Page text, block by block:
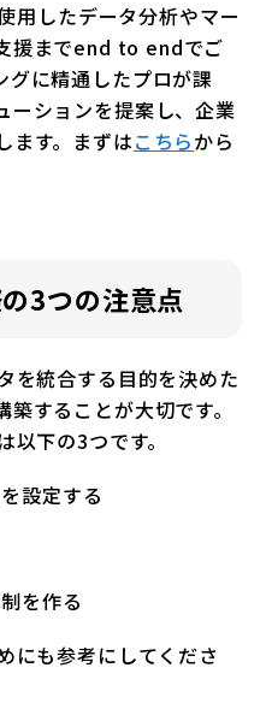
用したデータ分析やマー
援までend to endでご
グに精通したプロが課
ーションを提案し、企業
ます。まずはこちらから
3つの注意点
を統合する目的を決めた
することが大切です。
下の3つです。
設定する
を作る
にも参考にしてくださ